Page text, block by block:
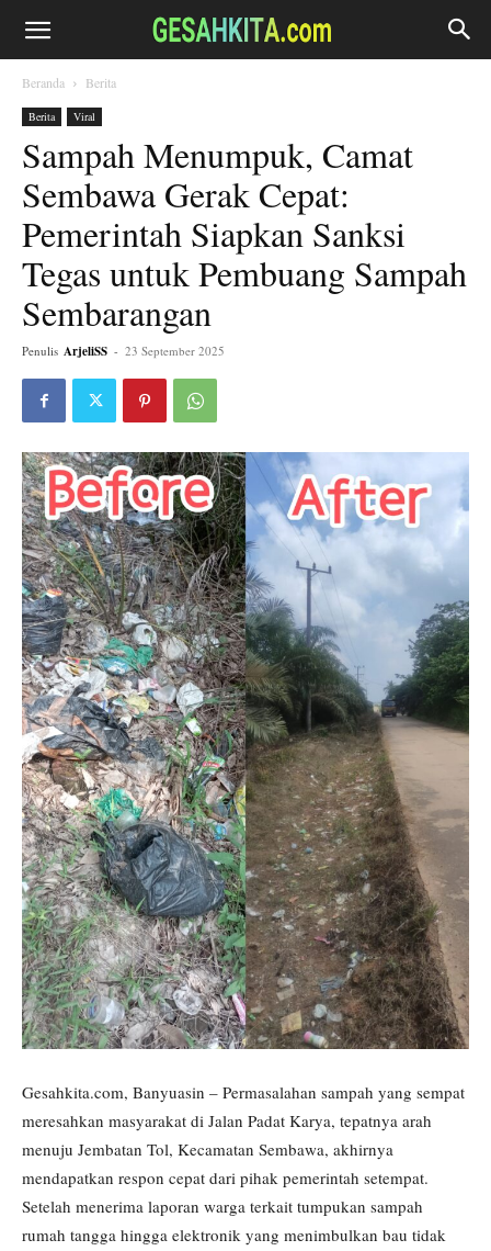
Beranda Berita
Berita Viral
Sampah Menumpuk, Camat
Sembawa Gerak Cepat:
Pemerintah Siapkan Sanksi
Tegas untuk Pembuang Sampah
Sembarangan
Penulis ArjeliSS - 23 September 2025
Gesahkita.com, Banyuasin – Permasalahan sampah yang sempat
meresahkan masyarakat di Jalan Padat Karya, tepatnya arah
menuju Jembatan Tol, Kecamatan Sembawa, akhirnya
mendapatkan respon cepat dari pihak pemerintah setempat.
Setelah menerima laporan warga terkait tumpukan sampah
rumah tangga hingga elektronik yang menimbulkan bau tidak